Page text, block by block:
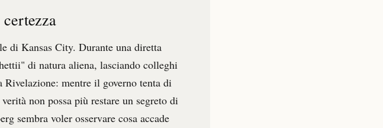
di Kansas City. Durante una diretta
di natura aliena, lasciando colleghi
mentre il governo tenta di
non possa più restare un segreto di
sembra voler osservare cosa accade